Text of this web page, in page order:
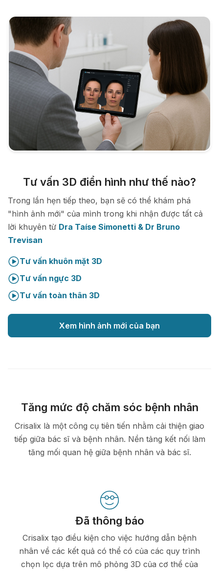
Tư vấn 3D điển hình như thế nào?
Trong lần hẹn tiếp theo, bạn sẽ có thể khám phá
"hình ảnh mới" của mình trong khi nhận được tất cả
lời khuyên từ Dra Taíse Simonetti & Dr Bruno
Trevisan
Tư vấn khuôn mặt 3D
Tư vấn ngực 3D
Tư vấn toàn thân 3D
Xem hình ảnh mới của bạn
Tăng mức độ chăm sóc bệnh nhân
Crisalix là một công cụ tiên tiến nhằm cải thiện giao
tiếp giữa bác sĩ và bệnh nhân. Nền tảng kết nối làm
tăng mối quan hệ giữa bệnh nhân và bác sĩ.
Đã thông báo
Crisalix tạo điều kiện cho việc hướng dẫn bệnh
nhân về các kết quả có thể có của các quy trình
chọn lọc dựa trên mô phỏng 3D của cơ thể của